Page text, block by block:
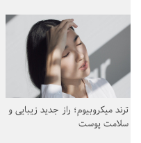
ترند میکروبیوم؛ راز جدید زیبایی و
سلامت پوست